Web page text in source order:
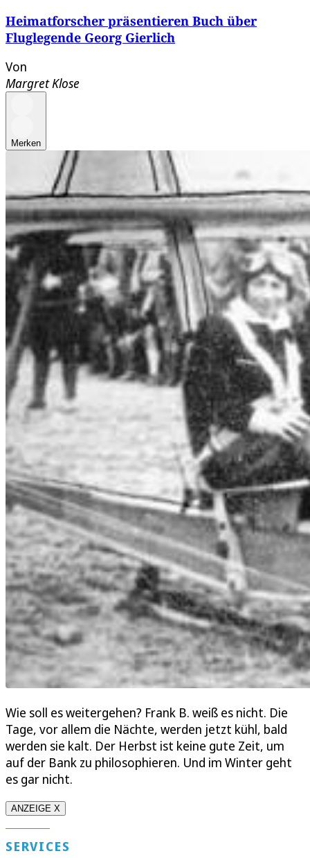
Heimatforscher präsentieren Buch über
Fluglegende Georg Gierlich
Von
Margret Klose
Merken
Wie soll es weitergehen? Frank B. weiß es nicht. Die
Tage, vor allem die Nächte, werden jetzt kühl, bald
werden sie kalt. Der Herbst ist keine gute Zeit, um
auf der Bank zu philosophieren. Und im Winter geht
es gar nicht.
ANZEIGE X
SERVICES